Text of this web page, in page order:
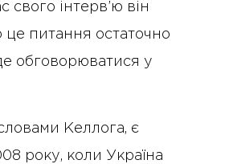
свого інтерв’ю він
це питання остаточно
обговорюватися у
Келлога, є
року, коли Україна